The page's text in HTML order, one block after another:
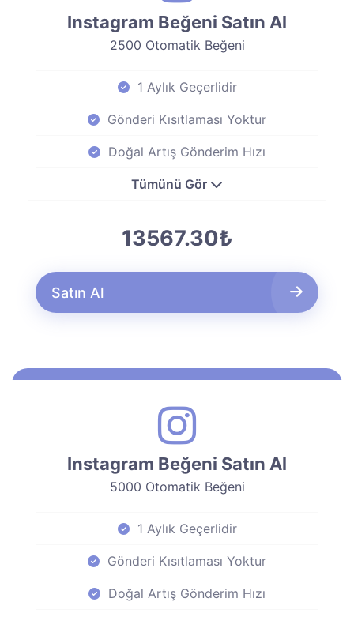
Instagram Beğeni Satın Al
2500 Otomatik Beğeni
1 Aylık Geçerlidir
Gönderi Kısıtlaması Yoktur
Doğal Artış Gönderim Hızı
Tümünü Gör
13567.30₺
Satın Al
Instagram Beğeni Satın Al
5000 Otomatik Beğeni
1 Aylık Geçerlidir
Gönderi Kısıtlaması Yoktur
Doğal Artış Gönderim Hızı